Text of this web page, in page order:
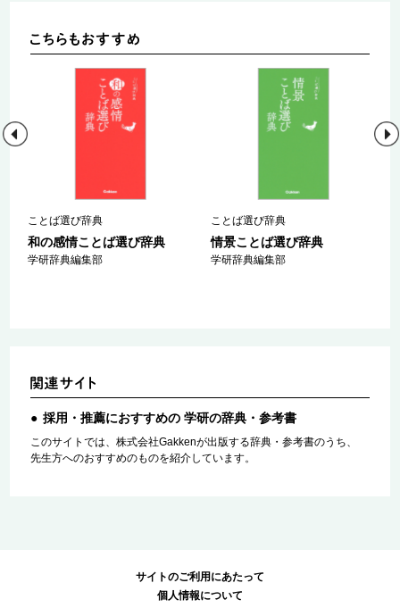
ことば選び辞典
和の感情ことば選び辞典
学研辞典編集部
ことば選び辞典
情景ことば選び辞典
学研辞典編集部
採用・推薦におすすめの 学研の辞典・参考書
このサイトでは、株式会社Gakkenが出版する辞典・参考書のうち、
先生方へのおすすめのものを紹介しています。
サイトのご利用にあたって
個人情報について